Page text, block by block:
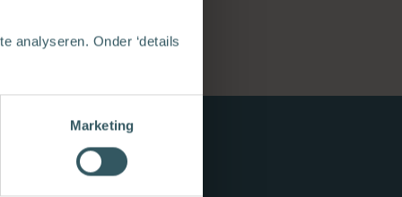
analyseren. Onder ‘details
Marketing